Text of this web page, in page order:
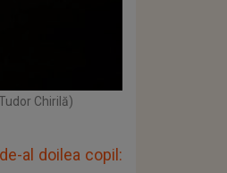
Chirilă)
al doilea copil: